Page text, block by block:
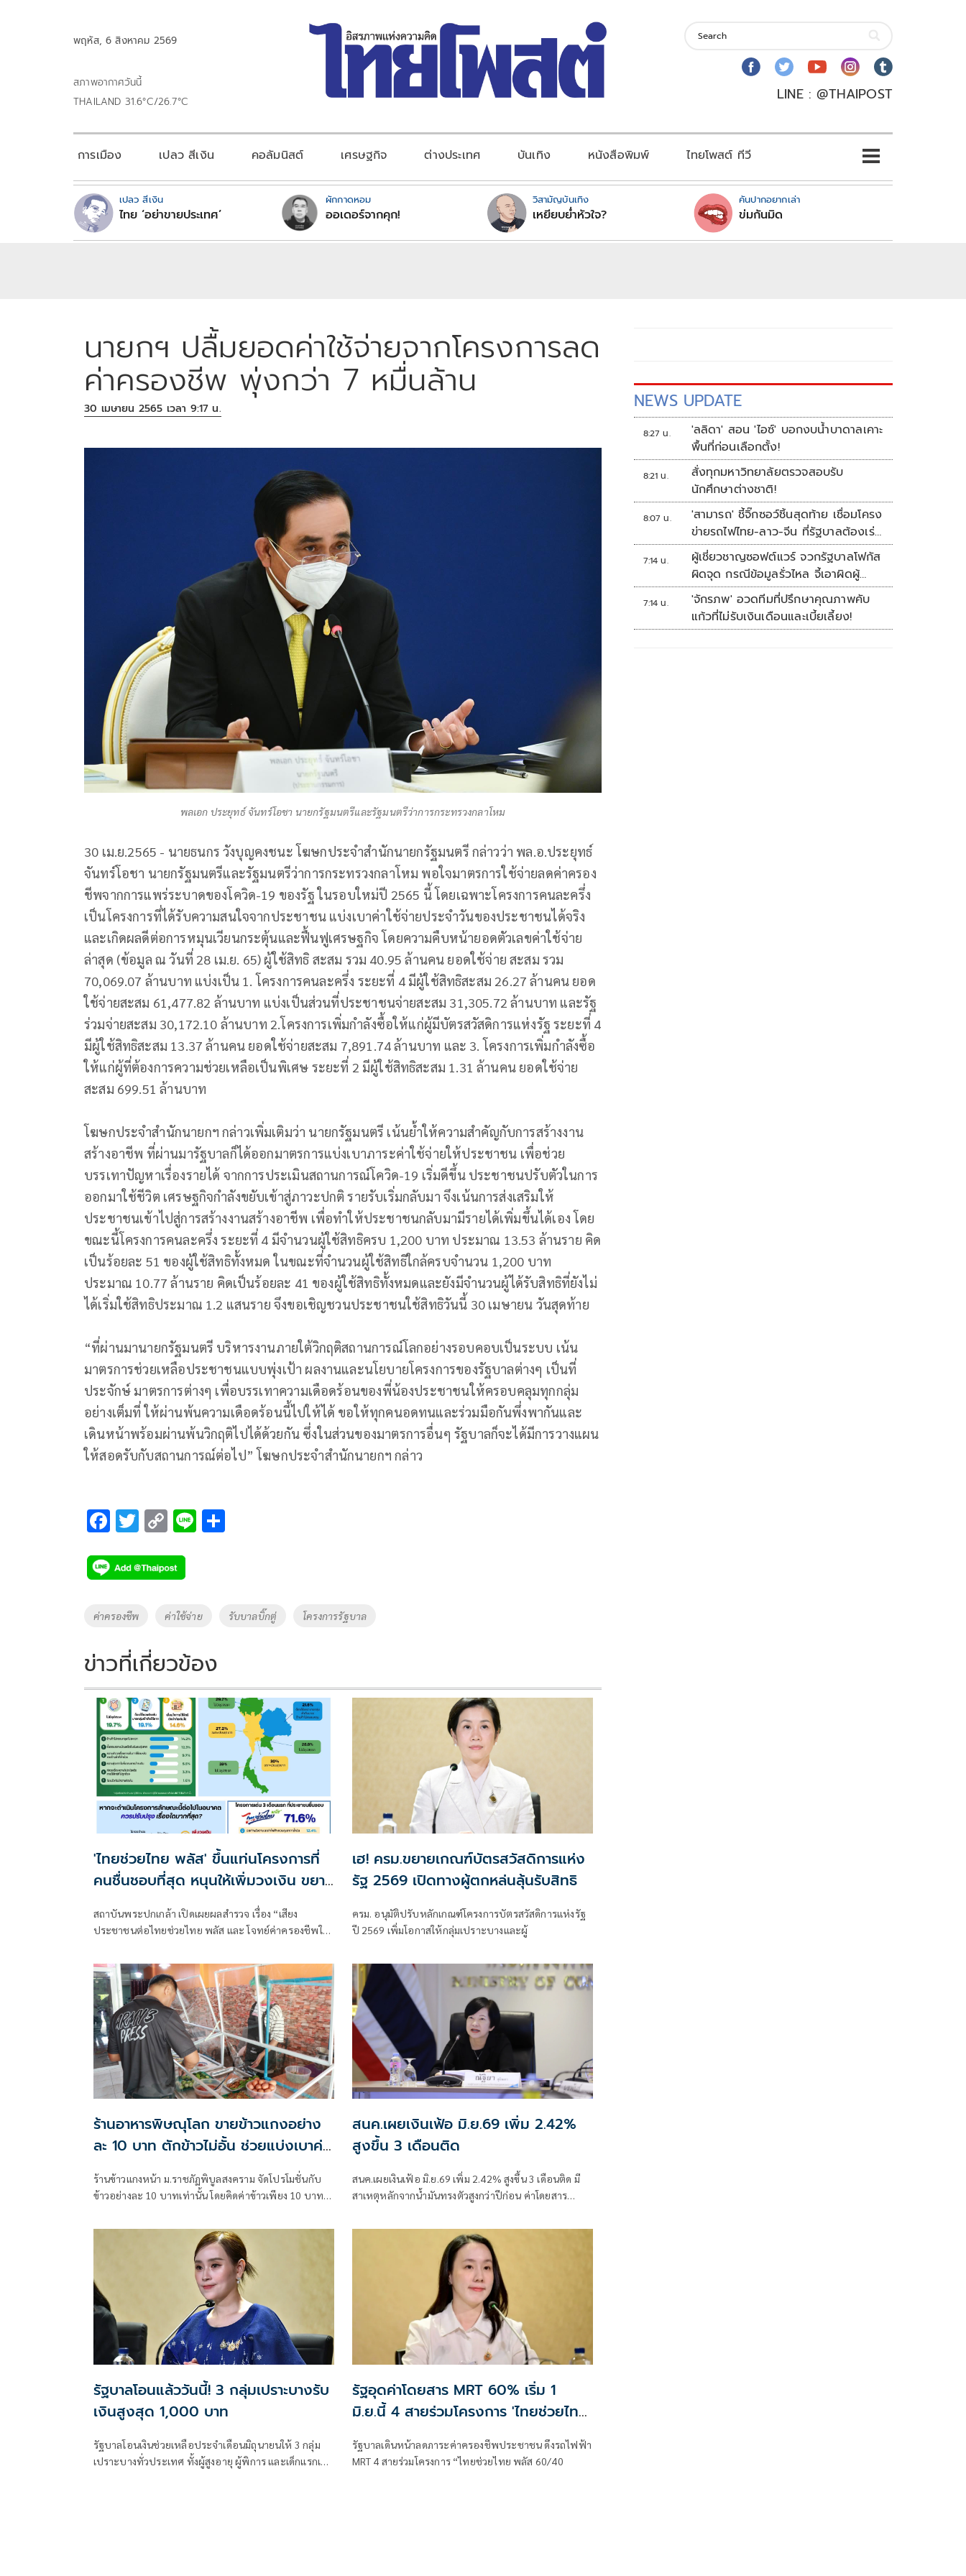
พฤหัส, 6 สิงหาคม 2569
สภาพอากาศวันนี้
THAILAND 31.6°C/26.7°C
LINE : @THAIPOST
การเมือง เปลว สีเงิน คอลัมนิสต์ เศรษฐกิจ ต่างประเทศ บันเทิง หนังสือพิมพ์ ไทยโพสต์ ทีวี
เปลว สีเงิน
ไทย ‘อย่าขายประเทศ’
ผักกาดหอม
ออเดอร์จากคุก!
วิสามัญบันเทิง
เหยียบย่ำหัวใจ?
คันปากอยากเล่า
ข่มกันมิด
นายกฯ ปลื้มยอดค่าใช้จ่ายจากโครงการลด
ค่าครองชีพ พุ่งกว่า 7 หมื่นล้าน
30 เมษายน 2565 เวลา 9:17 น.
พลเอก ประยุทธ์ จันทร์โอชา นายกรัฐมนตรีและรัฐมนตรีว่าการกระทรวงกลาโหม
30 เม.ย.2565 - นายธนกร วังบุญคงชนะ โฆษกประจำสำนักนายกรัฐมนตรี กล่าวว่า พล.อ.ประยุทธ์
จันทร์โอชา นายกรัฐมนตรีและรัฐมนตรีว่าการกระทรวงกลาโหม พอใจมาตรการใช้จ่ายลดค่าครอง
ชีพจากการแพร่ระบาดของโควิด-19 ของรัฐ ในรอบใหม่ปี 2565 นี้ โดยเฉพาะโครงการคนละครึ่ง
เป็นโครงการที่ได้รับความสนใจจากประชาชน แบ่งเบาค่าใช้จ่ายประจำวันของประชาชนได้จริง
และเกิดผลดีต่อการหมุนเวียนกระตุ้นและฟื้นฟูเศรษฐกิจ โดยความคืบหน้ายอดตัวเลขค่าใช้จ่าย
ล่าสุด (ข้อมูล ณ วันที่ 28 เม.ย. 65) ผู้ใช้สิทธิ สะสม รวม 40.95 ล้านคน ยอดใช้จ่าย สะสม รวม
70,069.07 ล้านบาท แบ่งเป็น 1. โครงการคนละครึ่ง ระยะที่ 4 มีผู้ใช้สิทธิสะสม 26.27 ล้านคน ยอด
ใช้จ่ายสะสม 61,477.82 ล้านบาท แบ่งเป็นส่วนที่ประชาชนจ่ายสะสม 31,305.72 ล้านบาท และรัฐ
ร่วมจ่ายสะสม 30,172.10 ล้านบาท 2.โครงการเพิ่มกำลังซื้อให้แก่ผู้มีบัตรสวัสดิการแห่งรัฐ ระยะที่ 4
มีผู้ใช้สิทธิสะสม 13.37 ล้านคน ยอดใช้จ่ายสะสม 7,891.74 ล้านบาท และ 3. โครงการเพิ่มกำลังซื้อ
ให้แก่ผู้ที่ต้องการความช่วยเหลือเป็นพิเศษ ระยะที่ 2 มีผู้ใช้สิทธิสะสม 1.31 ล้านคน ยอดใช้จ่าย
สะสม 699.51 ล้านบาท
โฆษกประจำสำนักนายกฯ กล่าวเพิ่มเติมว่า นายกรัฐมนตรี เน้นย้ำให้ความสำคัญกับการสร้างงาน
สร้างอาชีพ ที่ผ่านมารัฐบาลก็ได้ออกมาตรการแบ่งเบาภาระค่าใช้จ่ายให้ประชาชน เพื่อช่วย
บรรเทาปัญหาเรื่องรายได้ จากการประเมินสถานการณ์โควิด-19 เริ่มดีขึ้น ประชาชนปรับตัวในการ
ออกมาใช้ชีวิต เศรษฐกิจกำลังขยับเข้าสู่ภาวะปกติ รายรับเริ่มกลับมา จึงเน้นการส่งเสริมให้
ประชาชนเข้าไปสู่การสร้างงานสร้างอาชีพ เพื่อทำให้ประชาชนกลับมามีรายได้เพิ่มขึ้นได้เอง โดย
ขณะนี้โครงการคนละครึ่ง ระยะที่ 4 มีจำนวนผู้ใช้สิทธิครบ 1,200 บาท ประมาณ 13.53 ล้านราย คิด
เป็นร้อยละ 51 ของผู้ใช้สิทธิทั้งหมด ในขณะที่จำนวนผู้ใช้สิทธิใกล้ครบจำนวน 1,200 บาท
ประมาณ 10.77 ล้านราย คิดเป็นร้อยละ 41 ของผู้ใช้สิทธิทั้งหมดและยังมีจำนวนผู้ได้รับสิทธิที่ยังไม่
ได้เริ่มใช้สิทธิประมาณ 1.2 แสนราย จึงขอเชิญชวนประชาชนใช้สิทธิวันนี้ 30 เมษายน วันสุดท้าย
“ที่ผ่านมานายกรัฐมนตรี บริหารงานภายใต้วิกฤติสถานการณ์โลกอย่างรอบคอบเป็นระบบ เน้น
มาตรการช่วยเหลือประชาชนแบบพุ่งเป้า ผลงานและนโยบายโครงการของรัฐบาลต่างๆ เป็นที่
ประจักษ์ มาตรการต่างๆ เพื่อบรรเทาความเดือดร้อนของพี่น้องประชาชนให้ครอบคลุมทุกกลุ่ม
อย่างเต็มที่ ให้ผ่านพ้นความเดือดร้อนนี้ไปให้ได้ ขอให้ทุกคนอดทนและร่วมมือกันพึ่งพากันและ
เดินหน้าพร้อมผ่านพ้นวิกฤติไปได้ด้วยกัน ซึ่งในส่วนของมาตรการอื่นๆ รัฐบาลก็จะได้มีการวางแผน
ให้สอดรับกับสถานการณ์ต่อไป” โฆษกประจำสำนักนายกฯ กล่าว
F
e
b
o
k
T
tt
er
C
p
y
Li
k
Li
Tags
ค่าครองชีพ ค่าใช้จ่าย รับบาลบิ๊กตู่ โครงการรัฐบาล
ข่าวที่เกี่ยวข้อง
'ไทยช่วยไทย พลัส' ขึ้นแท่นโครงการที่
คนชื่นชอบที่สุด หนุนให้เพิ่มวงเงิน ขยาย
สถาบันพระปกเกล้า เปิดเผยผลสำรวจ เรื่อง “เสียง
ประชาชนต่อไทยช่วยไทย พลัส และ โจทย์ค่าครองชีพใน
ประโยชน์” มีมาตรฐานวิชาการ ไม่มุ่งเน้นให้เกิดการชี้นำ
การเมือง แต่จัดทำเพื่อ “ฟัง” การเมืองจากเสียงของ
ประชาชน
เฮ! ครม.ขยายเกณฑ์บัตรสวัสดิการแห่ง
รัฐ 2569 เปิดทางผู้ตกหล่นลุ้นรับสิทธิ
ครม. อนุมัติปรับหลักเกณฑ์โครงการบัตรสวัสดิการแห่งรัฐ
ปี 2569 เพิ่มโอกาสให้กลุ่มเปราะบางและผู้
ร้านอาหารพิษณุโลก ขายข้าวแกงอย่าง
ละ 10 บาท ตักข้าวไม่อั้น ช่วยแบ่งเบาค่า
ร้านข้าวแกงหน้า ม.ราชภัฏพิบูลสงคราม จัดโปรโมชั่นกับ
ข้าวอย่างละ 10 บาทเท่านั้น โดยคิดค่าข้าวเพียง 10 บาท
สนค.เผยเงินเฟ้อ มิ.ย.69 เพิ่ม 2.42%
สูงขึ้น 3 เดือนติด
สนค.เผยเงินเฟ้อ มิ.ย.69 เพิ่ม 2.42% สูงขึ้น 3 เดือนติด มี
สาเหตุหลักจากน้ำมันทรงตัวสูงกว่าปีก่อน ค่าโดยสาร
โน้มไตรมาส 3 ยังขยับอีก ส่วนทั้งปีประเมิน 1.5-2.5% ต้อง
จับตาราคาน้ำมัน หากลดลง มีลุ้นปรับประมาณการใหม่
รัฐบาลโอนแล้ววันนี้! 3 กลุ่มเปราะบางรับ
เงินสูงสุด 1,000 บาท
รัฐบาลโอนเงินช่วยเหลือประจำเดือนมิถุนายนให้ 3 กลุ่ม
เปราะบางทั่วประเทศ ทั้งผู้สูงอายุ ผู้พิการ และเด็กแรกเกิด
รัฐอุดค่าโดยสาร MRT 60% เริ่ม 1
มิ.ย.นี้ 4 สายร่วมโครงการ 'ไทยช่วยไทย
รัฐบาลเดินหน้าลดภาระค่าครองชีพประชาชน ดึงรถไฟฟ้า
MRT 4 สายร่วมโครงการ “ไทยช่วยไทย พลัส 60/40
NEWS UPDATE
8:27 น.
'ลลิดา' สอน 'ไอซ์' บอกงบน้ำบาดาลเคาะ
พื้นที่ก่อนเลือกตั้ง!
8:21 น.
สั่งทุกมหาวิทยาลัยตรวจสอบรับ
นักศึกษาต่างชาติ!
8:07 น.
'สามารถ' ชี้จิ๊กซอว์ชิ้นสุดท้าย เชื่อมโครง
ข่ายรถไฟไทย-ลาว-จีน ที่รัฐบาลต้องเร่ง
ก่อสร้างทันที
7:14 น.
ผู้เชี่ยวชาญซอฟต์แวร์ จวกรัฐบาลโฟกัส
ผิดจุด กรณีข้อมูลรั่วไหล จี้เอาผิดผู้
ควบคุม-เจ้าของระบบตามกฎหมาย
PDPA
7:14 น.
'จักรภพ' อวดทีมที่ปรึกษาคุณภาพคับ
แก้วที่ไม่รับเงินเดือนและเบี้ยเลี้ยง!